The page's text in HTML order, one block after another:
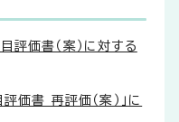
価書（案）に対する
価書 再評価（案）」に